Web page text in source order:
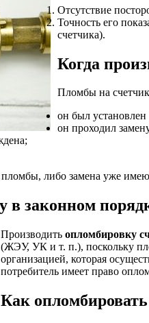
Отсутствие
Точность его
счетчика).
Когда
Пломбы на счетчик
он был
он проходил
либо замена уже
в законном
Производить опломбировку
(ЖЭУ, УК и т. п.), поскольку
организацией, которая
потребитель имеет право
Как